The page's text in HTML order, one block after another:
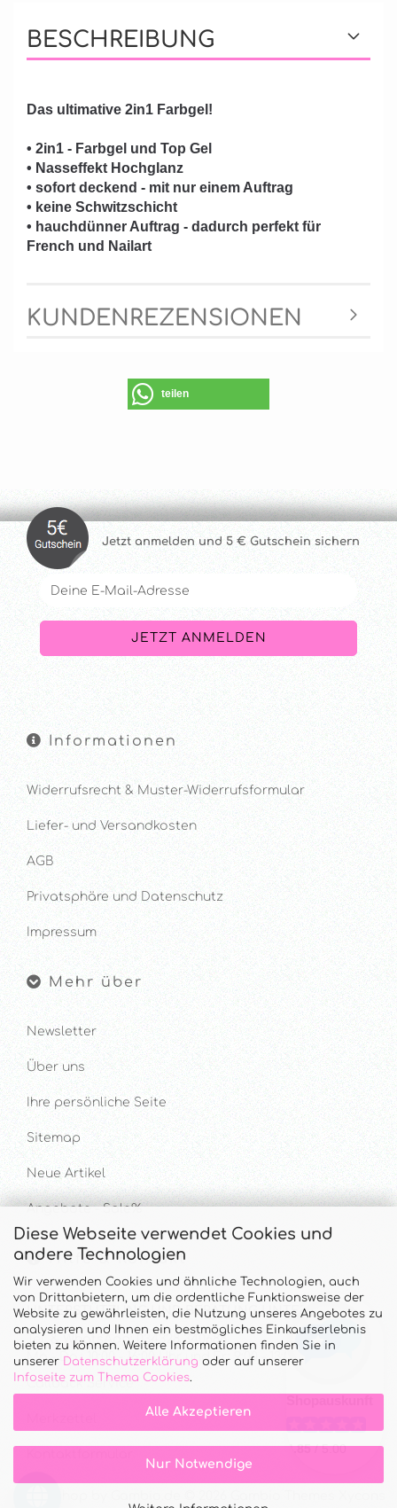
Diese Webseite verwendet Cookies und
andere Technologien
Wir verwenden Cookies und ähnliche Technologien, auch
von Drittanbietern, um die ordentliche Funktionsweise der
Website zu gewährleisten, die Nutzung unseres Angebotes zu
analysieren und Ihnen ein bestmögliches Einkaufserlebnis
bieten zu können. Weitere Informationen finden Sie in
unserer Datenschutzerklärung oder auf unserer
Infoseite zum Thema Cookies.
Alle Akzeptieren
Nur Notwendige
BESCHREIBUNG
Das ultimative 2in1 Farbgel!
• 2in1 - Farbgel und Top Gel
• Nasseffekt Hochglanz
• sofort deckend - mit nur einem Auftrag
• keine Schwitzschicht
• hauchdünner Auftrag - dadurch perfekt für
French und Nailart
KUNDENREZENSIONEN
teilen
Jetzt anmelden und 5 € Gutschein sichern
Informationen
Widerrufsrecht & Muster-Widerrufsformular
Liefer- und Versandkosten
AGB
Privatsphäre und Datenschutz
Impressum
Mehr über
Newsletter
Über uns
Ihre persönliche Seite
Sitemap
Neue Artikel
Angebote - Sale%
Hilfe & Kontakt
UNTERSTÜTZUNG UND BERATUNG UNTER
Tel. & WhatsApp: 034328 340688
Mo - Do.: 10:00 - 16:00 Uhr und Fr.: 9:00 - 13:00 Uhr
Callback Service